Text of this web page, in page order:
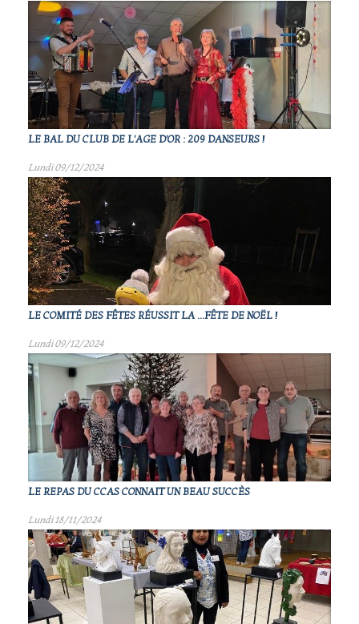
LE BAL DU CLUB DE L'AGE D'OR : 209 DANSEURS !
Lundi 09/12/2024
LE COMITÉ DES FÊTES RÉUSSIT LA ...FÊTE DE NOËL !
Lundi 09/12/2024
LE REPAS DU CCAS CONNAIT UN BEAU SUCCÈS
Lundi 18/11/2024